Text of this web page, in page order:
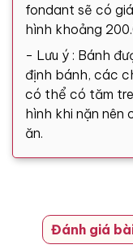
fondant sẽ có
hình khoảng
- Lưu ý : Bánh
định bánh, các
có thể có tăm
hình khi nặn nên
ăn.
Đánh giá